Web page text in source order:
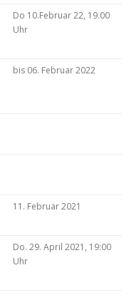
Do 10.Februar 22, 19.00
Uhr
bis 06. Februar 2022
11. Februar 2021
Do. 29. April 2021, 19:00
Uhr